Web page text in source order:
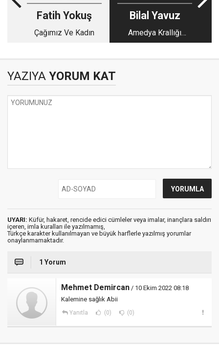
Fatih Yokuş
Çağımız Ve Kadın
Bilal Yavuz
Amedya Krallığı
(Fantastik kurgu)
YAZIYA YORUM KAT
UYARI: Küfür, hakaret, rencide edici cümleler veya imalar, inançlara saldırı
içeren, imla kuralları ile yazılmamış,
Türkçe karakter kullanılmayan ve büyük harflerle yazılmış yorumlar
onaylanmamaktadır.
1 Yorum
Mehmet Demircan / 10 Ekim 2022 08:18
Kalemine sağlık Abii
Yanıtla (0) (0)